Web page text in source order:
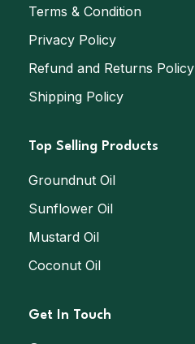
Terms & Condition
Privacy Policy
Refund and Returns Policy
Shipping Policy
Top Selling Products
Groundnut Oil
Sunflower Oil
Mustard Oil
Coconut Oil
Get In Touch